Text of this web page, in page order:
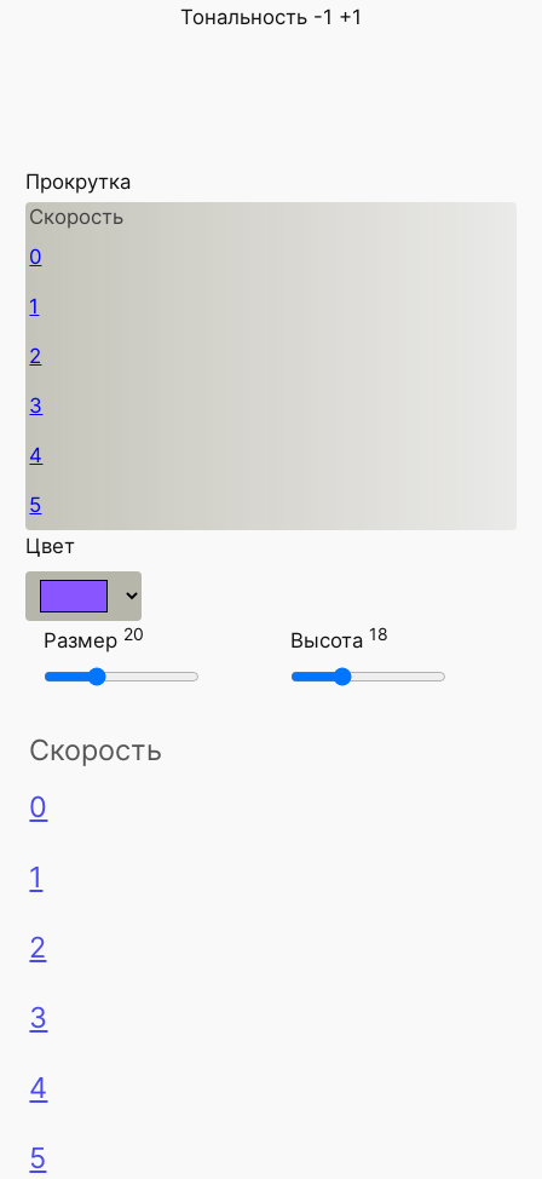
Тональность -1 +1
Прокрутка
Скорость
0
1
2
3
4
5
Цвет
Размер 20 Высота18
Скорость
0
1
2
3
4
5